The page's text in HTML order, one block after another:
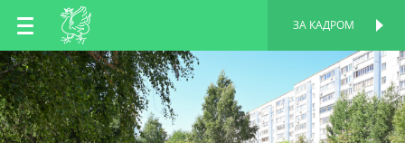
RU
EN
TT
ЗА КАДРОМ
ПЕРСОНАЛЬНАЯ
СТРАНИЦА